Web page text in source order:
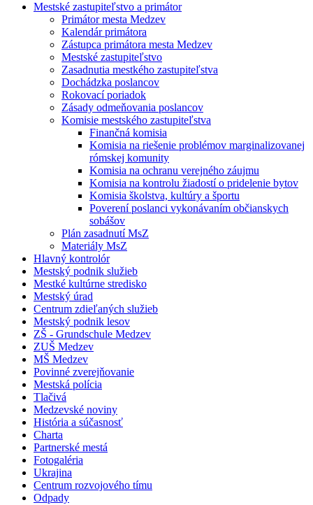
Mestské zastupiteľstvo a primátor
Primátor mesta Medzev
Kalendár primátora
Zástupca primátora mesta Medzev
Mestské zastupiteľstvo
Zasadnutia mestkého zastupiteľstva
Dochádzka poslancov
Rokovací poriadok
Zásady odmeňovania poslancov
Komisie mestského zastupiteľstva
Finančná komisia
Komisia na riešenie problémov marginalizovanej
rómskej komunity
Komisia na ochranu verejného záujmu
Komisia na kontrolu žiadostí o pridelenie bytov
Komisia školstva, kultúry a športu
Poverení poslanci vykonávaním občianskych
sobášov
Plán zasadnutí MsZ
Materiály MsZ
Hlavný kontrolór
Mestský podnik služieb
Mestké kultúrne stredisko
Mestský úrad
Centrum zdieľaných služieb
Mestský podnik lesov
ZŠ - Grundschule Medzev
ZUŠ Medzev
MŠ Medzev
Povinné zverejňovanie
Mestská polícia
Tlačivá
Medzevské noviny
História a súčasnosť
Charta
Partnerské mestá
Fotogaléria
Ukrajina
Centrum rozvojového tímu
Odpady